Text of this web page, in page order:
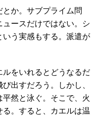
か。サブプライム問
ースだけではない。シ
いう実感もする。派遣が
をいれるとどうなるだ
出すだろう。しかし、
然と泳ぐ。そこで、火
。すると、カエルは温